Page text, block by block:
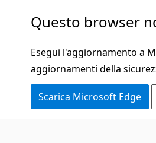
Questo browser
Esegui l'aggiornamento a
aggiornamenti della
Scarica Microsoft Edge